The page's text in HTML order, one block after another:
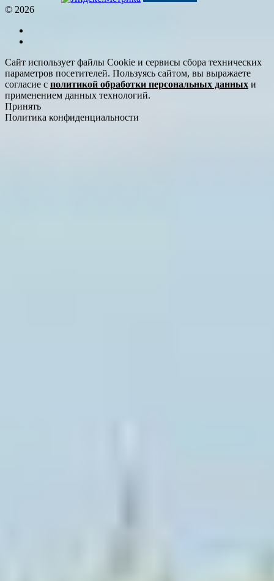
© 2026
Сайт использует файлы Cookie и сервисы сбора технических
параметров посетителей. Пользуясь сайтом, вы выражаете
согласие с политикой обработки персональных данных и
применением данных технологий.
Принять
Политика конфиденциальности